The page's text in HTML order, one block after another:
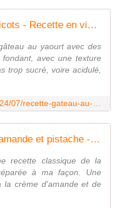
Gâteau au yaourt et aux abricots - Recette en vidéo - www.sucreetepices.com
au yaourt avec des
avec une texture
trop sucré, voire acidulé,
Tarte aux abricots, crème d'amande et pistache - Recette en vidéo - www.sucreetepices.com
recette classique de la
à ma façon. Une
la crème d'amande et de